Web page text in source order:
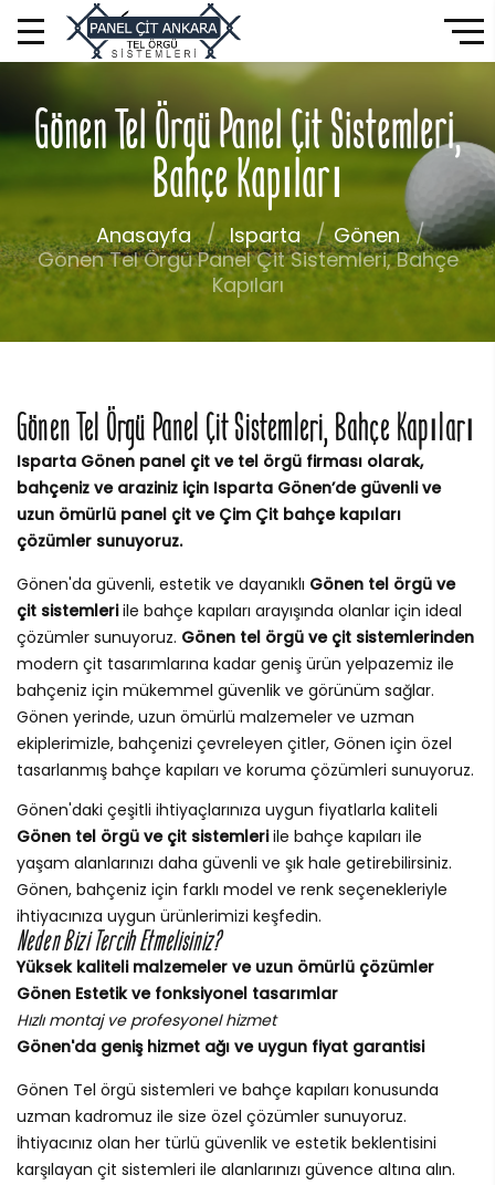
Gönen Tel Örgü Panel Çit Sistemleri,
Bahçe Kapıları
Anasayfa Isparta
Gönen
Gönen Tel Örgü Panel Çit Sistemleri, Bahçe
Kapıları
Gönen Tel Örgü Panel Çit Sistemleri, Bahçe Kapıları
Isparta Gönen panel çit ve tel örgü firması olarak,
bahçeniz ve araziniz için Isparta Gönen’de güvenli ve
uzun ömürlü panel çit ve Çim Çit bahçe kapıları
çözümler sunuyoruz.
Gönen'da güvenli, estetik ve dayanıklı Gönen tel örgü ve
çit sistemleriile bahçe kapıları arayışında olanlar için ideal
çözümler sunuyoruz. Gönen tel örgü ve çit sistemlerinden
modern çit tasarımlarına kadar geniş ürün yelpazemiz ile
bahçeniz için mükemmel güvenlik ve görünüm sağlar.
Gönen yerinde, uzun ömürlü malzemeler ve uzman
ekiplerimizle, bahçenizi çevreleyen çitler, Gönen için özel
tasarlanmış bahçe kapıları ve koruma çözümleri sunuyoruz.
Gönen'daki çeşitli ihtiyaçlarınıza uygun fiyatlarla kaliteli
Gönen tel örgü ve çit sistemleriile bahçe kapıları ile
yaşam alanlarınızı daha güvenli ve şık hale getirebilirsiniz.
Gönen, bahçeniz için farklı model ve renk seçenekleriyle
ihtiyacınıza uygun ürünlerimizi keşfedin.
Neden Bizi Tercih Etmelisiniz?
Yüksek kaliteli malzemeler ve uzun ömürlü çözümler
Gönen Estetik ve fonksiyonel tasarımlar
Hızlı montaj ve profesyonel hizmet
Gönen'da geniş hizmet ağı ve uygun fiyat garantisi
Gönen Tel örgü sistemleri ve bahçe kapıları konusunda
uzman kadromuz ile size özel çözümler sunuyoruz.
İhtiyacınız olan her türlü güvenlik ve estetik beklentisini
karşılayan çit sistemleri ile alanlarınızı güvence altına alın.